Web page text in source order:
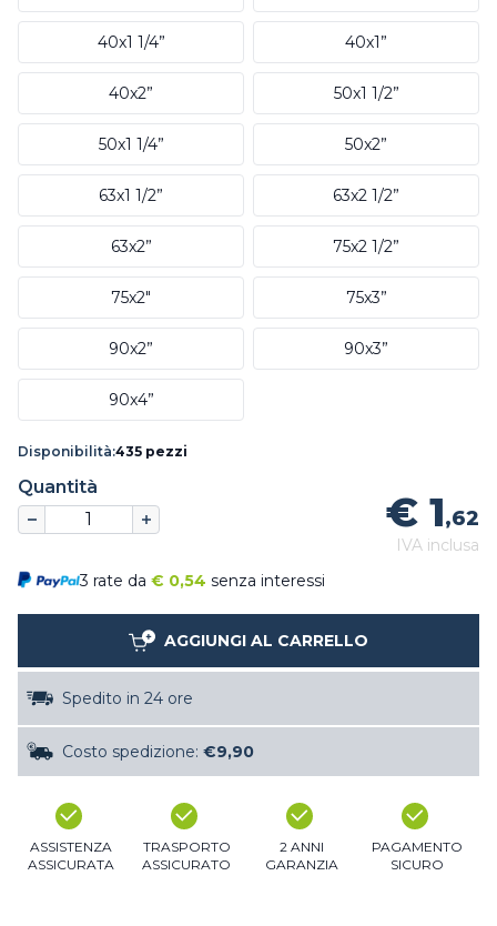
40x1 1/4” 40x1”
40x2” 50x1 1/2”
50x1 1/4” 50x2”
63x1 1/2” 63x2 1/2”
63x2” 75x2 1/2”
75x2" 75x3”
90x2” 90x3”
90x4”
Disponibilità:435 pezzi
Quantità
€ 1,62
IVA inclusa
3 rate da € 0,54 senza interessi
AGGIUNGI AL CARRELLO
Spedito in 24 ore
Costo spedizione: €9,90
ASSISTENZA
ASSICURATA
TRASPORTO
ASSICURATO
2 ANNI
GARANZIA
PAGAMENTO
SICURO